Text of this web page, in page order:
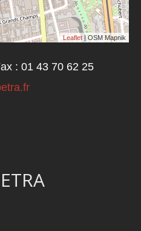
Leaflet | OSM Mapnik
: 01 43 70 62 25